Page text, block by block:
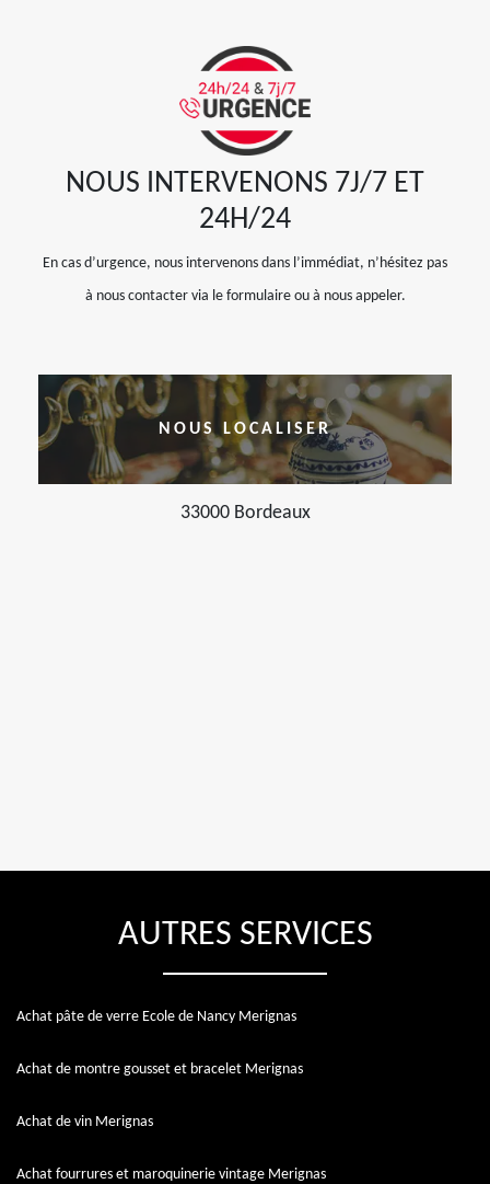
NOUS INTERVENONS 7J/7 ET
24H/24
En cas d’urgence, nous intervenons dans l’immédiat, n’hésitez pas
à nous contacter via le formulaire ou à nous appeler.
NOUS LOCALISER
33000 Bordeaux
AUTRES SERVICES
Achat pâte de verre Ecole de Nancy Merignas
Achat de montre gousset et bracelet Merignas
Achat de vin Merignas
Achat fourrures et maroquinerie vintage Merignas